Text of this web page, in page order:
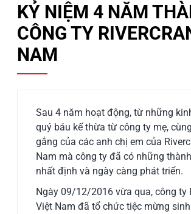
KỶ NIỆM 4 NĂM
CÔNG TY
NAM
Sau 4 năm hoạt động, từ những
quý báu kế thừa từ công ty mẹ,
gắng của các anh chị em của
Nam mà công ty đã có những
nhất định và ngày càng phát triển.
Ngày 09/12/2016 vừa qua, công ty
Việt Nam đã tổ chức tiệc mừng